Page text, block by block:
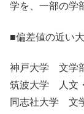
学を、一部の学
■偏差値の近い
神戸大学 文学
筑波大学 人文
同志社大学 文